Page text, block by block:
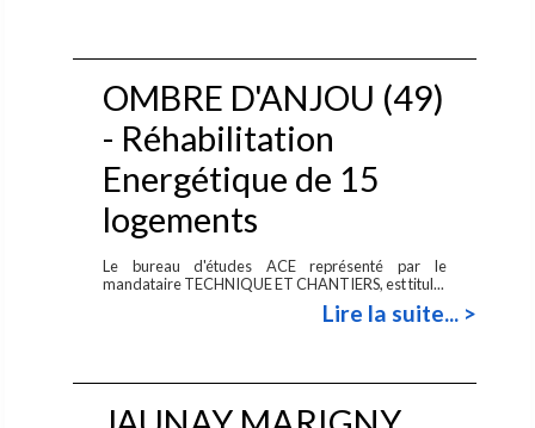
OMBRE D'ANJOU (49)
- Réhabilitation
Energétique de 15
logements
Le bureau d'études ACE représenté par le
mandataire TECHNIQUE ET CHANTIERS, est titul...
Lire la suite... >